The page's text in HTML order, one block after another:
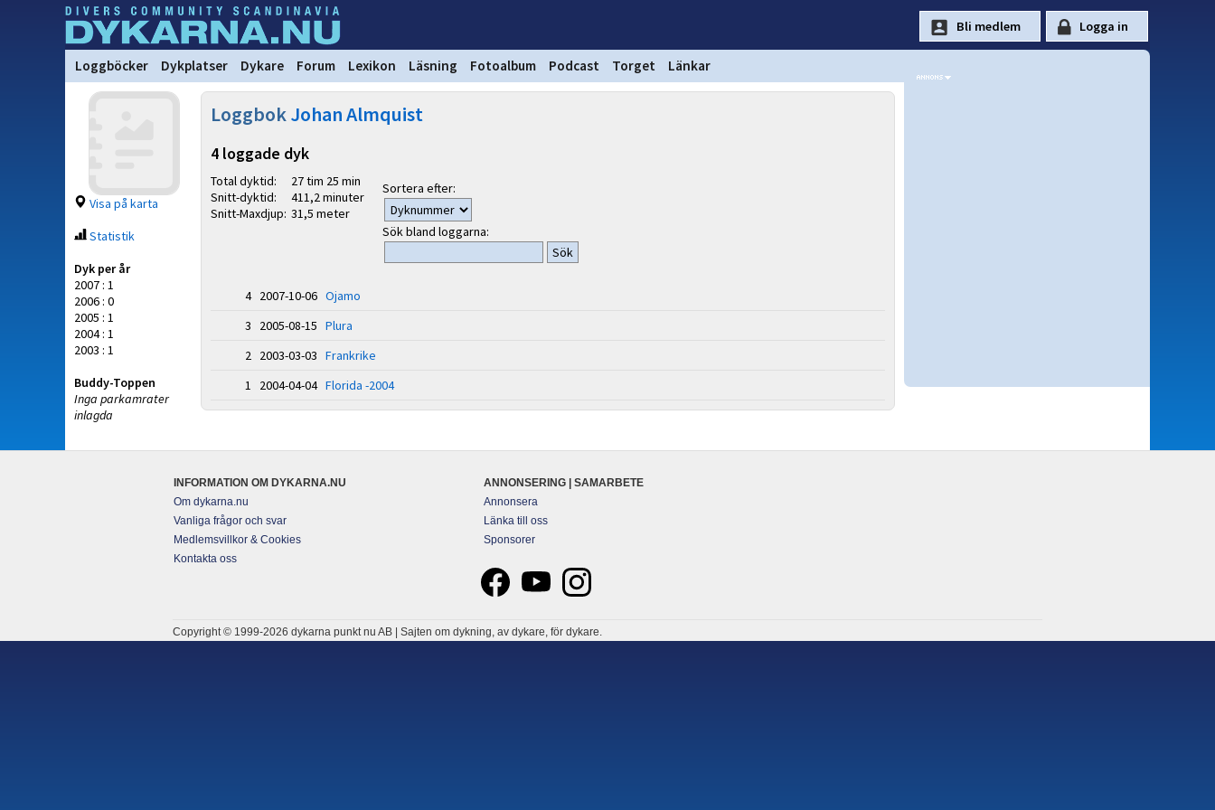
Loggböcker Dykplatser Dykare Forum Lexikon Läsning Fotoalbum Podcast Torget Länkar
Visa på karta
Statistik
Dyk per år
2007 : 1
2006 : 0
2005 : 1
2004 : 1
2003 : 1
Buddy-Toppen
Inga parkamrater
inlagda
LoggbokJohan Almquist
4 loggade dyk
Total dyktid:
Snitt-dyktid:
Snitt-Maxdjup:
27 tim 25 min
411,2 minuter
31,5 meter
Sortera efter:
Sök bland loggarna:
4 2007-10-06 Ojamo
3 2005-08-15 Plura
2 2003-03-03 Frankrike
1 2004-04-04 Florida -2004
INFORMATION OM DYKARNA.NU
Om dykarna.nu
Vanliga frågor och svar
Medlemsvillkor & Cookies
Kontakta oss
ANNONSERING | SAMARBETE
Annonsera
Länka till oss
Sponsorer
Copyright © 1999-2026 dykarna punkt nu AB | Sajten om dykning, av dykare, för dykare.